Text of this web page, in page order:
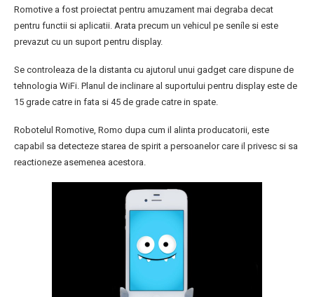
Romotive a fost proiectat pentru amuzament mai degraba decat
pentru functii si aplicatii. Arata precum un vehicul pe seníle si este
prevazut cu un suport pentru display.
Se controleaza de la distanta cu ajutorul unui gadget care dispune de
tehnologia WiFi. Planul de inclinare al suportului pentru display este de
15 grade catre in fata si 45 de grade catre in spate.
Robotelul Romotive, Romo dupa cum il alinta producatorii, este
capabil sa detecteze starea de spirit a persoanelor care il privesc si sa
reactioneze asemenea acestora.